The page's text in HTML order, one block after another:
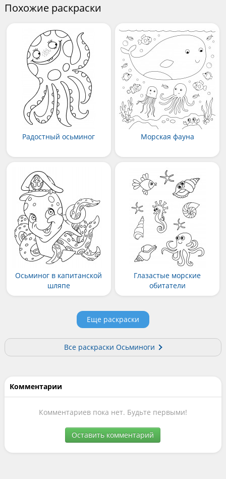
Похожие раскраски
Радостный осьминог Морская фауна
Осьминог в капитанской
шляпе
Глазастые морские
обитатели
Еще раскраски
Все раскраски Осьминоги
Комментарии
Комментариев пока нет. Будьте первыми!
Оставить комментарий